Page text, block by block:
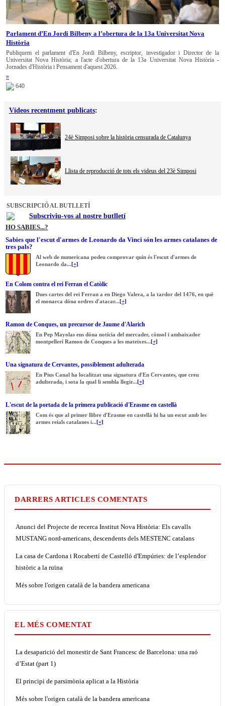
Parlament d’En Jordi Bilbeny a l’obertura de la 13a Universitat Nova
Història
Publiquem el parlament d'En Jordi Bilbeny, escriptor, investigador i Director de la
Universitat Nova Història; a l'acte d'obertura de la 13a Universitat Nova Història -
Jornades d'Història i Pensament d'aquest 2026.
»
640
Vídeos recentment publicats:
24è Simposi sobre la història censurada de Catalunya
Llista de reproducció de tots els videus del 23è Simposi
SUBSCRIPCIÓ AL BUTLLETÍ
Subscriviu-vos al nostre butlletí
HO SABIES...?
Sabies que l'escut d'armes de Leonardo da Vinci són les armes catalanes de
tres pals?
Al web de numericana podeu comprovar quin és l'escut d'armes de
Leonardo da...[+]
En Colom contra el rei Ferran el Catòlic
Dues cartes del rei Ferran a en Diego Valera, a la tardor del 1476, en què
el monarca dóna ordres d'atacar...[+]
Ramon de Conques, un precursor de Jaume d'Alarich
En Pep Mayolas ens dóna notícia del mercader, cònsol i ambaixador
montpellerí Ramon de Conques a les mateixes...[+]
Una signatura de Cervantes, possiblement adulterada
En Pius Canal ha localitzat una signatura d'En Cervantes, que creu
adulterada, i sota la qual li sembla llegir...[+]
L'escut de la portada de la primera publicació d'Erasme en castellà
Com és que al primer llibre d'Erasme en castellà hi ha un escut amb les
armes reials catalanes i...[+]
DARRERS ARTICLES COMENTATS
Anunci del Projecte de recerca Institut Nova Història: Els cavalls
MUSTANG nord-americans, descendents dels MESTENC catalans
La casa de Cardona i Rocabertí de Castelló d'Empúries: de l’esplendor
històric a la ruïna
Més sobre l'origen català de la bandera americana
EL MÉS COMENTAT
La desaparició del monestir de Sant Francesc de Barcelona: una raó
d’Estat (part 1)
El principi de parsimònia aplicat a la Història
Més sobre l'origen català de la bandera americana